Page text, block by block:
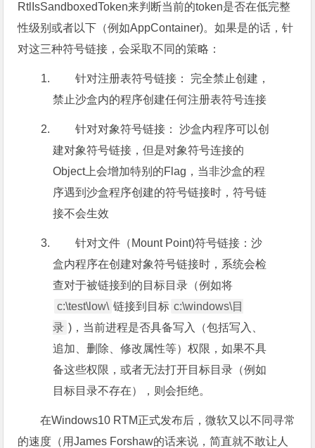
RtlIsSandboxedToken来判断当前的token是否在低完整
性级别或者以下（例如AppContainer)。如果是的话，针
对这三种符号链接，会采取不同的策略：
针对注册表符号链接： 完全禁止创建，
禁止沙盒内的程序创建任何注册表符号连接
针对对象符号链接： 沙盒内程序可以创
建对象符号链接，但是对象符号连接的
Object上会增加特别的Flag，当非沙盒的程
序遇到沙盒程序创建的符号链接时，符号链
接不会生效
针对文件（Mount Point)符号链接：沙
盒内程序在创建对象符号链接时，系统会检
查对于被链接到的目标目录（例如将
c:\test\low\ 链接到目标 c:\windows\目
录 )，当前进程是否具备写入（包括写入、
追加、删除、修改属性等）权限，如果不具
备这些权限，或者无法打开目标目录（例如
目标目录不存在），则会拒绝。
在Windows10 RTM正式发布后，微软又以不同寻常
的速度（用James Forshaw的话来说，简直就不敢让人